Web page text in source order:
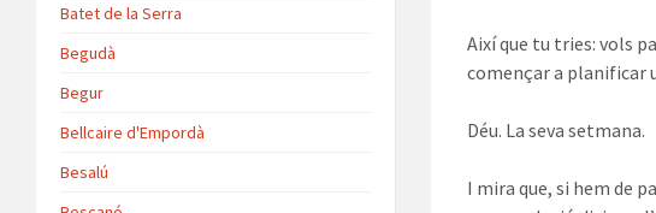
Així que tu tries: vols
començar a planificar
Déu. La seva setmana.
I mira que, si hem de
Batet de la Serra
Begudà
Begur
Bellcaire d'Empordà
Besalú